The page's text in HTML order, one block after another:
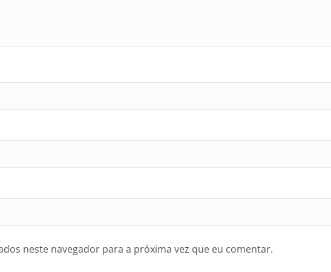
neste navegador para a próxima vez que eu comentar.